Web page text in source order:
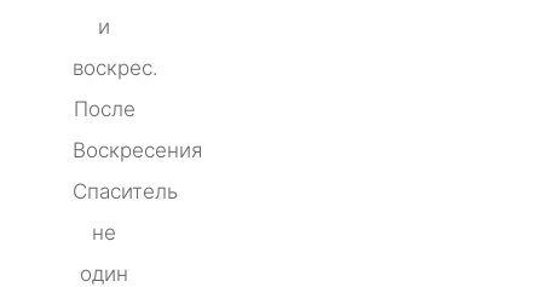
и
воскрес.
После
Воскресения
Спаситель
не
один